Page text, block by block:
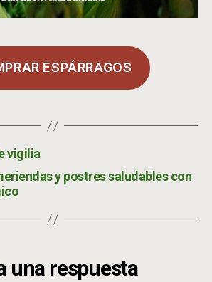
ESPÁRRAGOS
vigilia
y postres saludables con
una respuesta